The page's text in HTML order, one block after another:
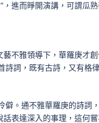
進而睜開演講，可謂瓜熟
不雅領導下，華羅庚才
詩詞，既有古詩，又有格
僻。通不雅華羅庚的詩詞
表達深入的事理，這何